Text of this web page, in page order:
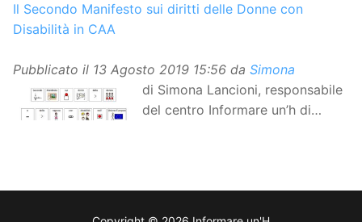
Il Secondo Manifesto sui diritti delle Donne con
Disabilità in CAA
Pubblicato il 13 Agosto 2019 15:56 da Simona
di Simona Lancioni, responsabile
del centro Informare un’h di
aumentativa alternativa (CAA) del “Secondo Manifesto